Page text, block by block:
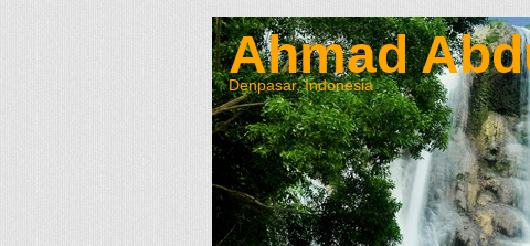
Ahmad
Denpasar, Indonesia